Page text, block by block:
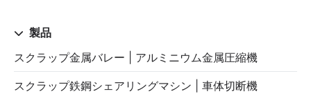
製品
スクラップ金属バレー | アルミニウム金属圧縮機
スクラップ鉄鋼シェアリングマシン | 車体切断機